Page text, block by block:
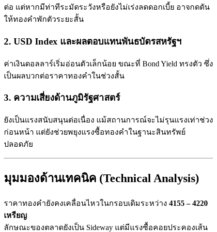
ต่อ แต่หากมีท่าทีระมัดระวังหรือยังไม่เร่งลดดอกเบี้ย อาจกดดัน
ให้ทองคำพักตัวระยะสั้น
2. USD Index และผลตอบแทนพันธบัตรสหรัฐฯ
ค่าเงินดอลลาร์เริ่มอ่อนตัวเล็กน้อย ขณะที่ Bond Yield ทรงตัว ซึ่ง
เป็นผลบวกต่อราคาทองคำในช่วงสั้น
3. ความเสี่ยงด้านภูมิรัฐศาสตร์
ยังเป็นแรงสนับสนุนต่อเนื่อง แม้สถานการณ์จะไม่รุนแรงเท่าช่วง
ก่อนหน้า แต่ยังช่วยพยุงแรงซื้อทองคำในฐานะสินทรัพย์
ปลอดภัย
มุมมองด้านเทคนิค (Technical Analysis)
ราคาทองคำยังคงเคลื่อนไหวในกรอบเดิมระหว่าง 4155 – 4220
เหรียญ
ลักษณะของตลาดยังเป็น Sideway แต่มีแรงซื้อคอยประคองเส้น